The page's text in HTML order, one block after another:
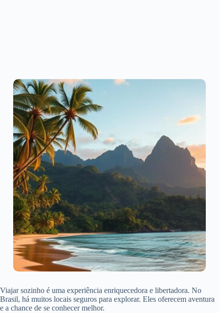
Viajar sozinho é uma experiência enriquecedora e libertadora. No
Brasil, há muitos locais seguros para explorar. Eles oferecem aventura
e a chance de se conhecer melhor.